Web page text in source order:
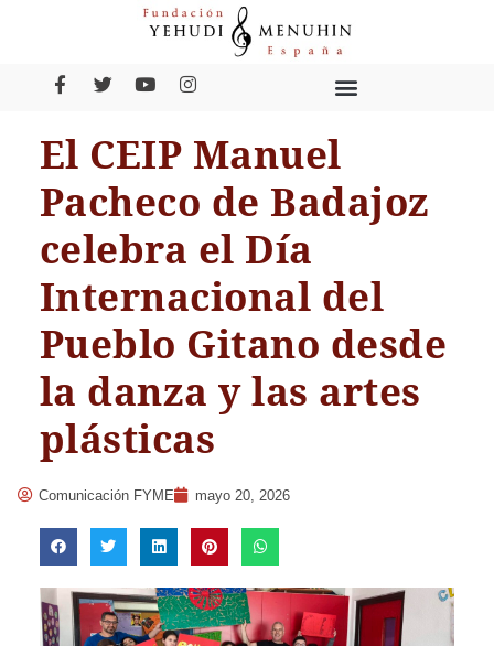
El CEIP Manuel
Pacheco de Badajoz
celebra el Día
Internacional del
Pueblo Gitano desde
la danza y las artes
plásticas
Comunicación FYME mayo 20, 2026